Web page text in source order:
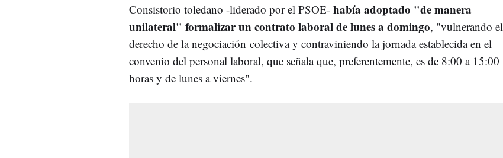
Consistorio toledano -liderado por el PSOE- había adoptado "de manera
unilateral" formalizar un contrato laboral de lunes a domingo, "vulnerando el
derecho de la negociación colectiva y contraviniendo la jornada establecida en el
convenio del personal laboral, que señala que, preferentemente, es de 8:00 a 15:00
horas y de lunes a viernes".